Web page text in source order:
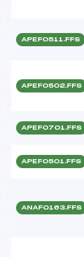
APEF0511.FFS
APEF0502.FFS
APEF0701.FFS
APEF0501.FFS
ANAF0163.FFS